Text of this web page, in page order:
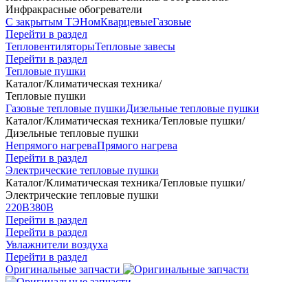
Инфракрасные обогреватели
С закрытым ТЭНомКварцевыеГазовые
Перейти в раздел
ТепловентиляторыТепловые завесы
Перейти в раздел
Тепловые пушки
Каталог/Климатическая техника/
Тепловые пушки
Газовые тепловые пушкиДизельные тепловые пушки
Каталог/Климатическая техника/Тепловые пушки/
Дизельные тепловые пушки
Непрямого нагреваПрямого нагрева
Перейти в раздел
Электрические тепловые пушки
Каталог/Климатическая техника/Тепловые пушки/
Электрические тепловые пушки
220В380В
Перейти в раздел
Перейти в раздел
Увлажнители воздуха
Перейти в раздел
Оригинальные запчасти